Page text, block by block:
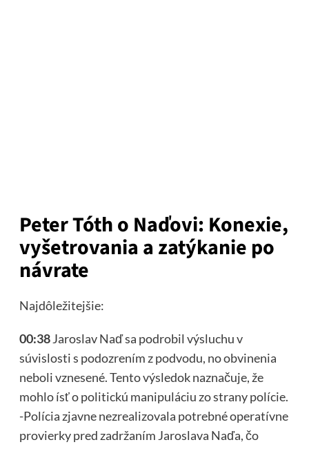
Peter Tóth o Naďovi: Konexie,
vyšetrovania a zatýkanie po
návrate
Najdôležitejšie:
00:38Jaroslav Naď sa podrobil výsluchu v
súvislosti s podozrením z podvodu, no obvinenia
neboli vznesené. Tento výsledok naznačuje, že
mohlo ísť o politickú manipuláciu zo strany polície.
-Polícia zjavne nezrealizovala potrebné operatívne
provierky pred zadržaním Jaroslava Naďa, čo